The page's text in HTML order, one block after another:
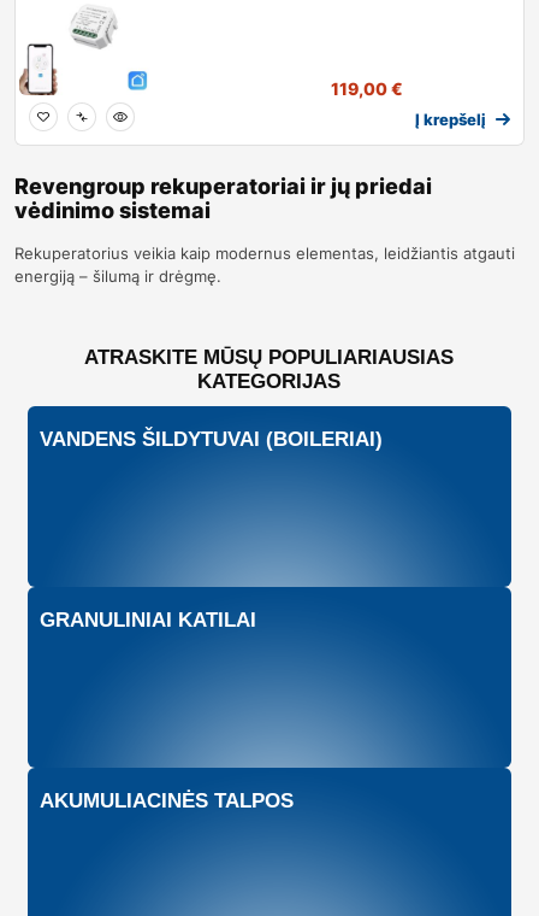
119,00€
Į krepšelį
Revengroup rekuperatoriai ir jų priedai
vėdinimo sistemai
Rekuperatorius veikia kaip modernus elementas, leidžiantis atgauti
energiją – šilumą ir drėgmę.
ATRASKITE MŪSŲ POPULIARIAUSIAS
KATEGORIJAS
VANDENS ŠILDYTUVAI (BOILERIAI)
GRANULINIAI KATILAI
AKUMULIACINĖS TALPOS